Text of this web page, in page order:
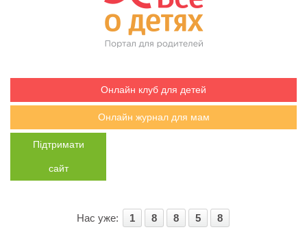
Онлайн клуб для детей
Онлайн журнал для мам
Підтримати
сайт
Нас уже: 1 8 8 5 8